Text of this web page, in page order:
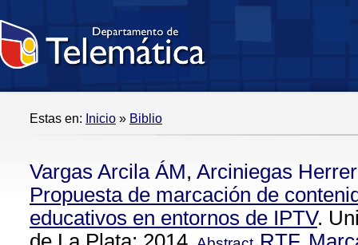
Estas en: Inicio » Biblio
Vargas Arcila ÁM, Arciniegas
Propuesta de marcación de
educativos en entornos de IPTV.